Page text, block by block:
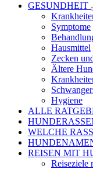
GESUNDHEIT
Symptome
Hausmittel
Zecken
Ältere
Hygiene
ALLE
WELCHE
REISEN MIT
Reiseziele